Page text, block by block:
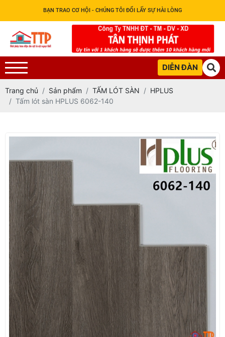
BẠN TRAO CƠ HỘI - CHÚNG TÔI ĐỔI LẤY SỰ HÀI LÒNG
DIỄN ĐÀN
Trang chủ Sản phẩm TẤM LÓT SÀN
HPLUS
Tấm lót sàn HPLUS 6062-140